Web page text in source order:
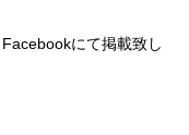
にて掲載致し